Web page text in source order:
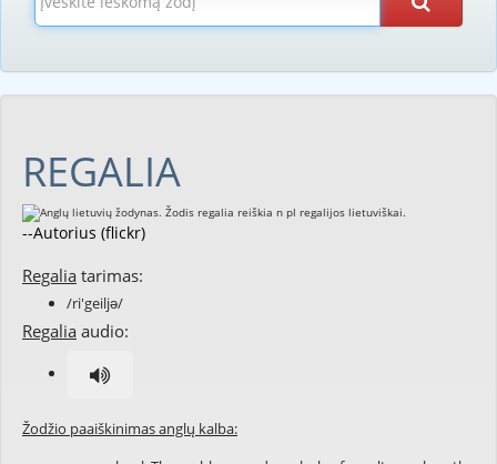
REGALIA
--Autorius (flickr)
Regalia tarimas:
/ri'geiljə/
Regalia audio:
Žodžio paaiškinimas anglų kalba: